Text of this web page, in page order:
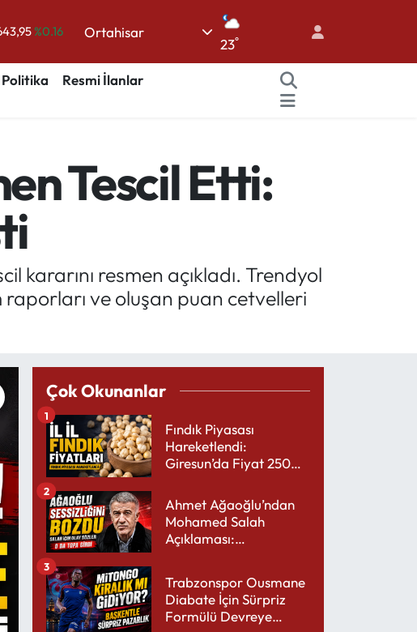
%0.06
%0.02
Ortahisar
23°
Politika
Resmi İlanlar
Tescil Etti:
kararını resmen açıkladı. Trendyol
raporları ve oluşan puan cetvelleri
Çok Okunanlar
Fındık Piyasası
Hareketlendi:
Giresun’da Fiyat 250
1
Ahmet Ağaoğlu’ndan
Mohamed Salah
Açıklaması:
2
Trabzonspor Ousmane
Diabate İçin Sürpriz
Formülü Devreye
3